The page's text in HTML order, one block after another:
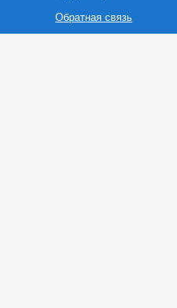
Обратная связь